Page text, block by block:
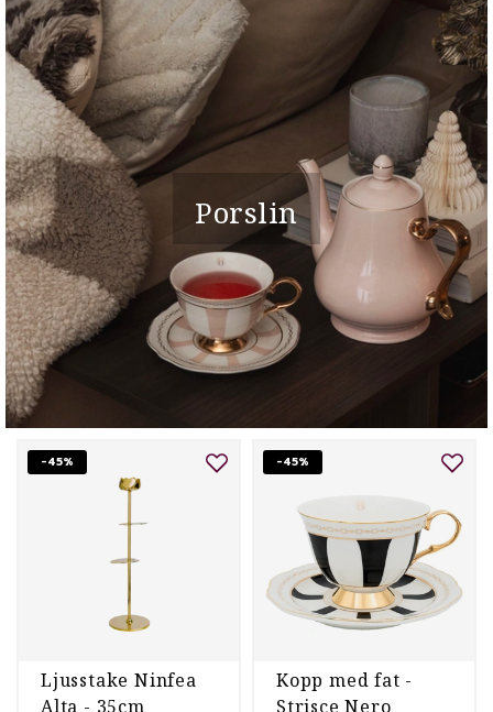
Porslin
-45%
Ljusstake Ninfea
Alta - 35cm
-45%
Kopp med fat -
Strisce Nero